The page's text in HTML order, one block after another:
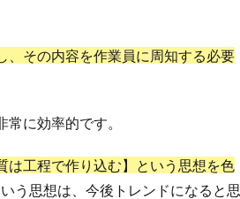
、その内容を作業員に周知する必要
に効率的です。
工程で作り込む】という思想を色
う思想は、今後トレンドになると思